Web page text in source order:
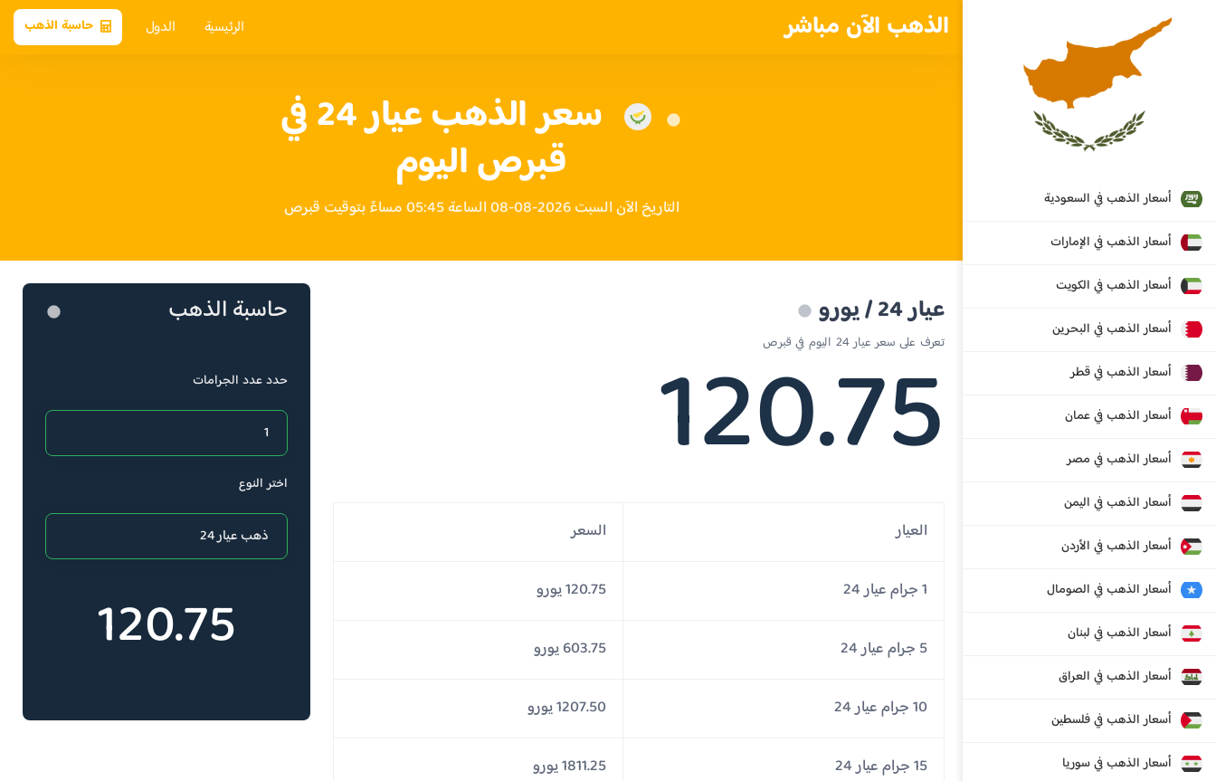
الذهب الآن مباشر الرئيسية الدول حاسبة الذهب
أسعار الذهب في السعودية
أسعار الذهب في الإمارات
أسعار الذهب في الكويت
أسعار الذهب في البحرين
أسعار الذهب في قطر
أسعار الذهب في عمان
أسعار الذهب في مصر
أسعار الذهب في اليمن
أسعار الذهب في الأردن
أسعار الذهب في الصومال
أسعار الذهب في لبنان
أسعار الذهب في العراق
أسعار الذهب في فلسطين
أسعار الذهب في سوريا
سعر الذهب عيار 24 في
قبرص اليوم
التاريخ الآن السبت 2026-08-08 الساعة 05:45 مساءً بتوقيت قبرص
عيار 24 / يورو
تعرف على سعر عيار 24 اليوم في قبرص
120.75
العيار السعر
1 جرام عيار 24 120.75 يورو
5 جرام عيار 24 603.75 يورو
10 جرام عيار 24 1207.50 يورو
15 جرام عيار 24 1811.25 يورو
حاسبة الذهب
حدد عدد الجرامات
اختر النوع
120.75